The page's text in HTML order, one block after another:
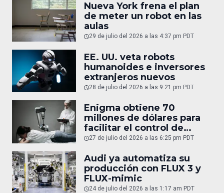
Nueva York frena el plan
de meter un robot en las
aulas
29 de julio del 2026 a las 4:37 pm PDT
EE. UU. veta robots
humanoides e inversores
extranjeros nuevos
28 de julio del 2026 a las 9:21 pm PDT
Enigma obtiene 70
millones de dólares para
facilitar el control de
robots
27 de julio del 2026 a las 6:25 pm PDT
Audi ya automatiza su
producción con FLUX 3 y
FLUX-mimic
24 de julio del 2026 a las 1:17 am PDT